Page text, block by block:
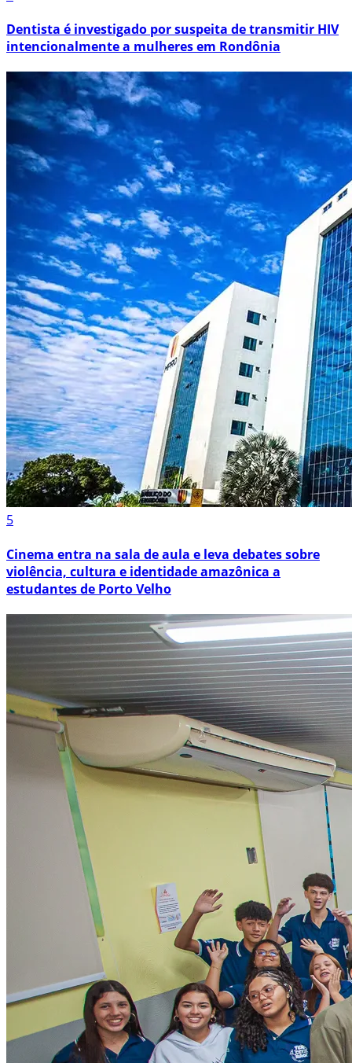
Dentista é investigado por suspeita de transmitir HIV
intencionalmente a mulheres em Rondônia
5
Cinema entra na sala de aula e leva debates sobre
violência, cultura e identidade amazônica a
estudantes de Porto Velho